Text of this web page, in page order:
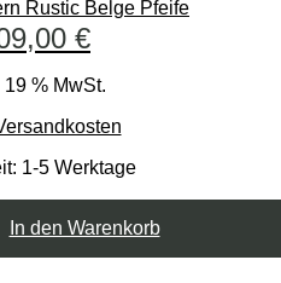
Rustic Belge Pfeife
€
19 % MwSt.
1-5 Werktage
In den Warenkorb